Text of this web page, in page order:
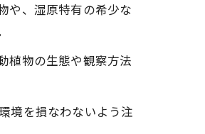
や、湿原特有の希少な
植物の生態や観察方法
境を損なわないよう注